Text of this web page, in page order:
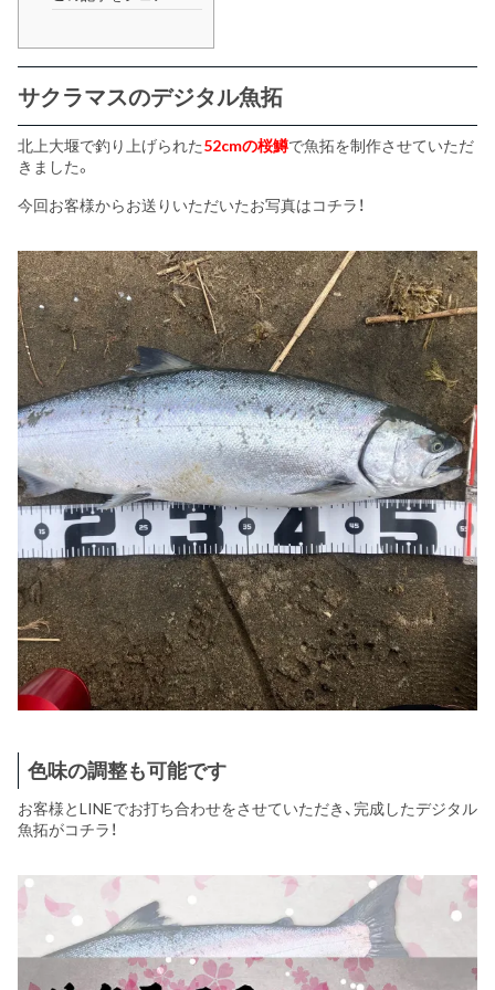
サクラマスのデジタル魚拓
北上大堰で釣り上げられた52cmの桜鱒で魚拓を制作させていただ
きました。
今回お客様からお送りいただいたお写真はコチラ！
色味の調整も可能です
お客様とLINEでお打ち合わせをさせていただき、完成したデジタル
魚拓がコチラ！